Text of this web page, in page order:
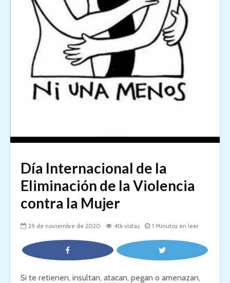
Día Internacional de la
Eliminación de la Violencia
contra la Mujer
29 de noviembre de 2020 416 vistas 1 Minutos en leer
Si te retienen, insultan, atacan, pegan o amenazan,